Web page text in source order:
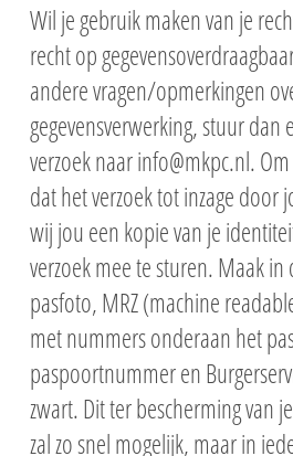
Wil je gebruik maken van je
recht op
andere vragen/opmerkingen
gegevensverwerking, stuur dan
verzoek naar info@mkpc.nl.
dat het verzoek tot inzage door
wij jou een kopie van je
verzoek mee te sturen. Maak in
pasfoto, MRZ (machine
met nummers onderaan het
paspoortnummer en
zwart. Dit ter bescherming van
zal zo snel mogelijk, maar in